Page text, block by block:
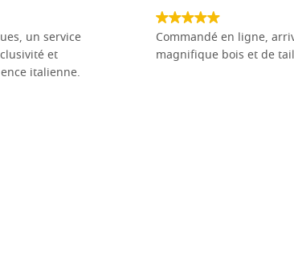
un service
et
italienne.
Commandé en ligne,
magnifique bois et de